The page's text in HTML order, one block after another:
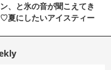
、と氷の音が聞こえてき
夏にしたいアイスティー